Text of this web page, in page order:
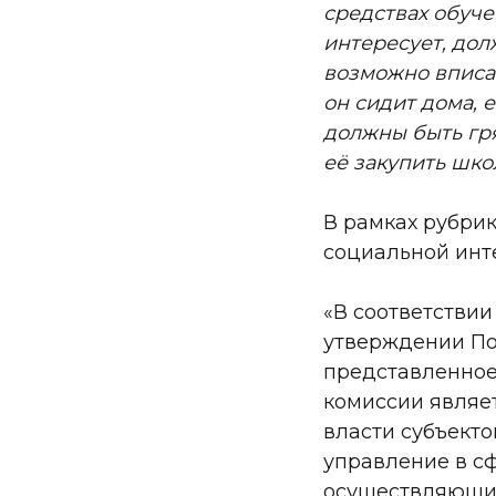
средствах
интересует,
возможно
он сидит дома,
должны быть
её закупить
В рамках
социальной
«В
утверждении
комиссии
власти
управление в